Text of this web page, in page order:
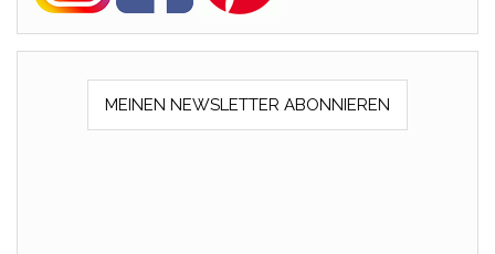
MEINEN NEWSLETTER ABONNIEREN